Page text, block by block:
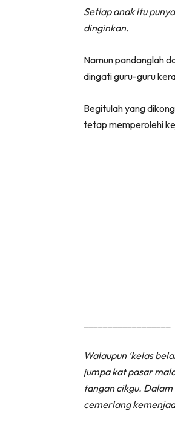
Setiap anak itu
dinginkan.
Namun pandanglah
dingati guru-guru
Begitulah yang
tetap memperolehi
Walaupun ‘kelas
jumpa kat pasar
tangan cikgu.
cemerlang